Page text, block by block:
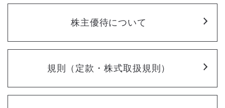
株主優待について
規則（定款・株式取扱規則）